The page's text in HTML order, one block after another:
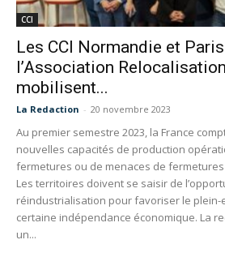
CCI
Les CCI Normandie et
l’Association
mobilisent...
La Redaction - 20 novembre 2023
Au premier semestre 2023, la France
nouvelles capacités de production
fermetures ou de menaces de
Les territoires doivent se saisir de
réindustrialisation pour favoriser le
certaine indépendance économique. La
un...